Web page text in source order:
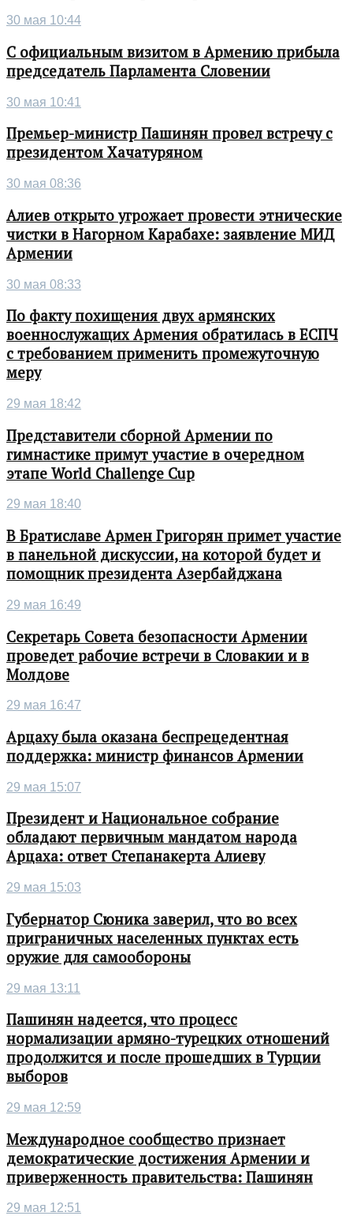
30 мая 10:44
С официальным визитом в Армению прибыла
председатель Парламента Словении
30 мая 10:41
Премьер-министр Пашинян провел встречу с
президентом Хачатуряном
30 мая 08:36
Алиев открыто угрожает провести этнические
чистки в Нагорном Карабахе: заявление МИД
Армении
30 мая 08:33
По факту похищения двух армянских
военнослужащих Армения обратилась в ЕСПЧ
с требованием применить промежуточную
меру
29 мая 18:42
Представители сборной Армении по
гимнастике примут участие в очередном
этапе World Challenge Cup
29 мая 18:40
В Братиславе Армен Григорян примет участие
в панельной дискуссии, на которой будет и
помощник президента Азербайджана
29 мая 16:49
Секретарь Совета безопасности Армении
проведет рабочие встречи в Словакии и в
Молдове
29 мая 16:47
Арцаху была оказана беспрецедентная
поддержка: министр финансов Армении
29 мая 15:07
Президент и Национальное собрание
обладают первичным мандатом народа
Арцаха: ответ Степанакерта Алиеву
29 мая 15:03
Губернатор Сюника заверил, что во всех
приграничных населенных пунктах есть
оружие для самообороны
29 мая 13:11
Пашинян надеется, что процесс
нормализации армяно-турецких отношений
продолжится и после прошедших в Турции
выборов
29 мая 12:59
Международное сообщество признает
демократические достижения Армении и
приверженность правительства: Пашинян
29 мая 12:51